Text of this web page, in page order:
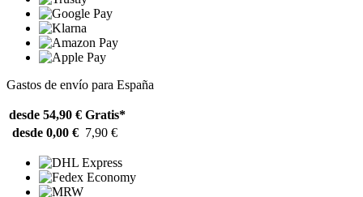
Gastos de envío para España
desde 54,90 € Gratis*
desde 0,00 € 7,90 €